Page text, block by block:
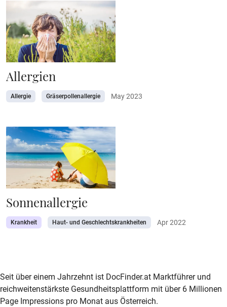
Allergien
Allergie Gräserpollenallergie May 2023
Sonnenallergie
Krankheit Haut- und Geschlechtskrankheiten Apr 2022
zur DocFinder-Startseite
logo icon
Seit über einem Jahrzehnt ist DocFinder.at Marktführer und
reichweitenstärkste Gesundheitsplattform mit über 6 Millionen
Page Impressions pro Monat aus Österreich.